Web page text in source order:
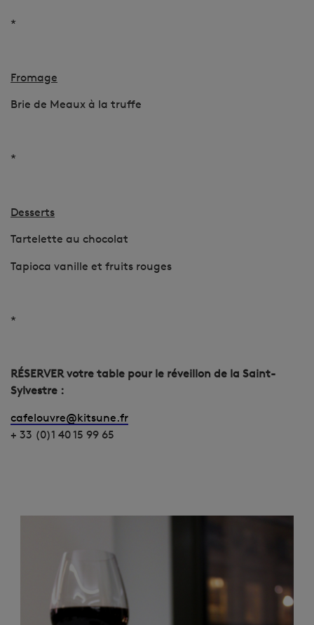
*
Fromage
Brie de Meaux à la truffe
*
Desserts
Tartelette au chocolat
Tapioca vanille et fruits rouges
*
RÉSERVER votre table pour le réveillon de la Saint-
Sylvestre :
cafelouvre@kitsune.fr
+ 33 (0)1 40 15 99 65